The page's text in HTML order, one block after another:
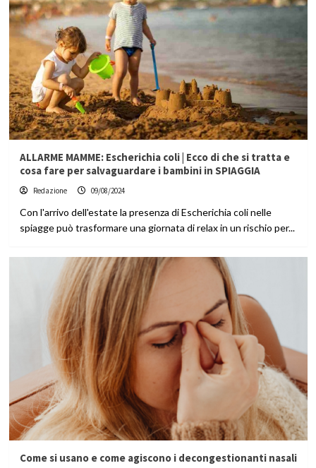
ALLARME MAMME: Escherichia coli | Ecco di che si tratta e
cosa fare per salvaguardare i bambini in SPIAGGIA
Redazione 09/08/2024
Con l'arrivo dell'estate la presenza di Escherichia coli nelle
spiagge può trasformare una giornata di relax in un rischio per...
Come si usano e come agiscono i decongestionanti nasali